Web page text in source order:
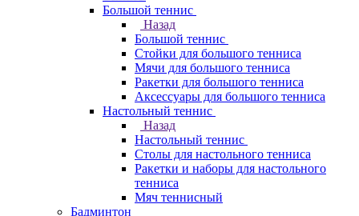
Большой теннис
Назад
Большой теннис
Стойки для большого тенниса
Мячи для большого тенниса
Ракетки для большого тенниса
Аксессуары для большого тенниса
Настольный теннис
Назад
Настольный теннис
Столы для настольного тенниса
Ракетки и наборы для настольного
тенниса
Мяч теннисный
Бадминтон